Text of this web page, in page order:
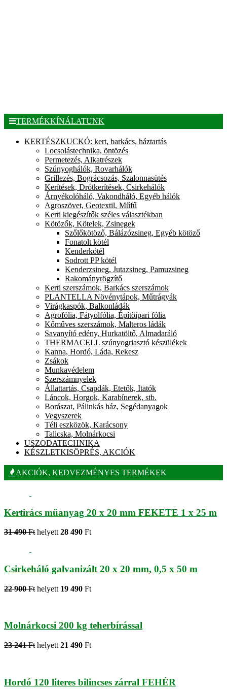
TERMÉKKÍNÁLATUNK
KERTÉSZKUCKÓ: kert, barkács, háztartás
Locsolástechnika, öntözés
Permetezés, Alkatrészek
Szúnyoghálók, Rovarhálók
Grillezés, Bográcsozás, Szalonnasütés
Kerítések, Drótkerítések, Csirkehálók
Árnyékolóháló, Vakondháló, Egyéb hálók
Agroszövet, Geotextil, Műfű
Kerti kiegészítők széles választékban
Kötözők, Kötelek, Zsinegek
Szőlőkötöző, Bálázózsineg, Egyéb kötöző
Fonatolt kötél
Kenderkötél
Sodrott PP kötél
Kenderzsineg, Jutazsineg, Pamuzsineg
Rakományrögzítő
Kerti szerszámok, Barkács szerszámok
PLANTELLA Növénytápok, Műtrágyák
Virágkaspók, Balkonládák
Agrofólia, Fátyolfólia, Építőipari fólia
Kőműves szerszámok, Malteros ládák
Savanyító edény, Hurkatöltő, Almadaráló
THERMACELL szúnyogriasztó készülékek
Kanna, Hordó, Láda, Rekesz
Zsákok
Munkavédelem
Szerszámnyelek
Állattartás, Csapdák, Etetők, Itatók
Láncok, Horgok, Karabínerek, stb.
Borászat, Pálinkás ház, Segédanyagok
Vegyszerek
Téli eszközök, Karácsony
Talicska, Molnárkocsi
USZODATECHNIKA
KÉSZLETKISÖPRÉS, AKCIÓK
AKCIÓK, KEDVEZMÉNYES TERMÉKEK
Kertirács műanyag 20 x 20 mm FEKETE 1 x 25 m
31 490 Ft helyett 28 490 Ft
Csirkeháló galvanizált 20 x 20 mm, 0,5 x 50 m
22 900 Ft helyett 19 490 Ft
Molnárkocsi 200 kg teherbírással
23 241 Ft helyett 21 490 Ft
Hordó 120 literes bilincses zárral FEHÉR